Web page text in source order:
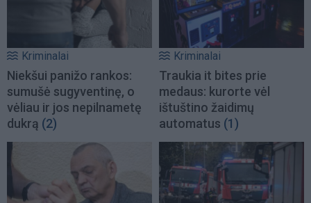
Kriminalai
Niekšui panižo rankos:
sumušė sugyventinę, o
vėliau ir jos nepilnametę
dukrą (2)
Kriminalai
Traukia it bites prie
medaus: kurorte vėl
ištuštino žaidimų
automatus (1)